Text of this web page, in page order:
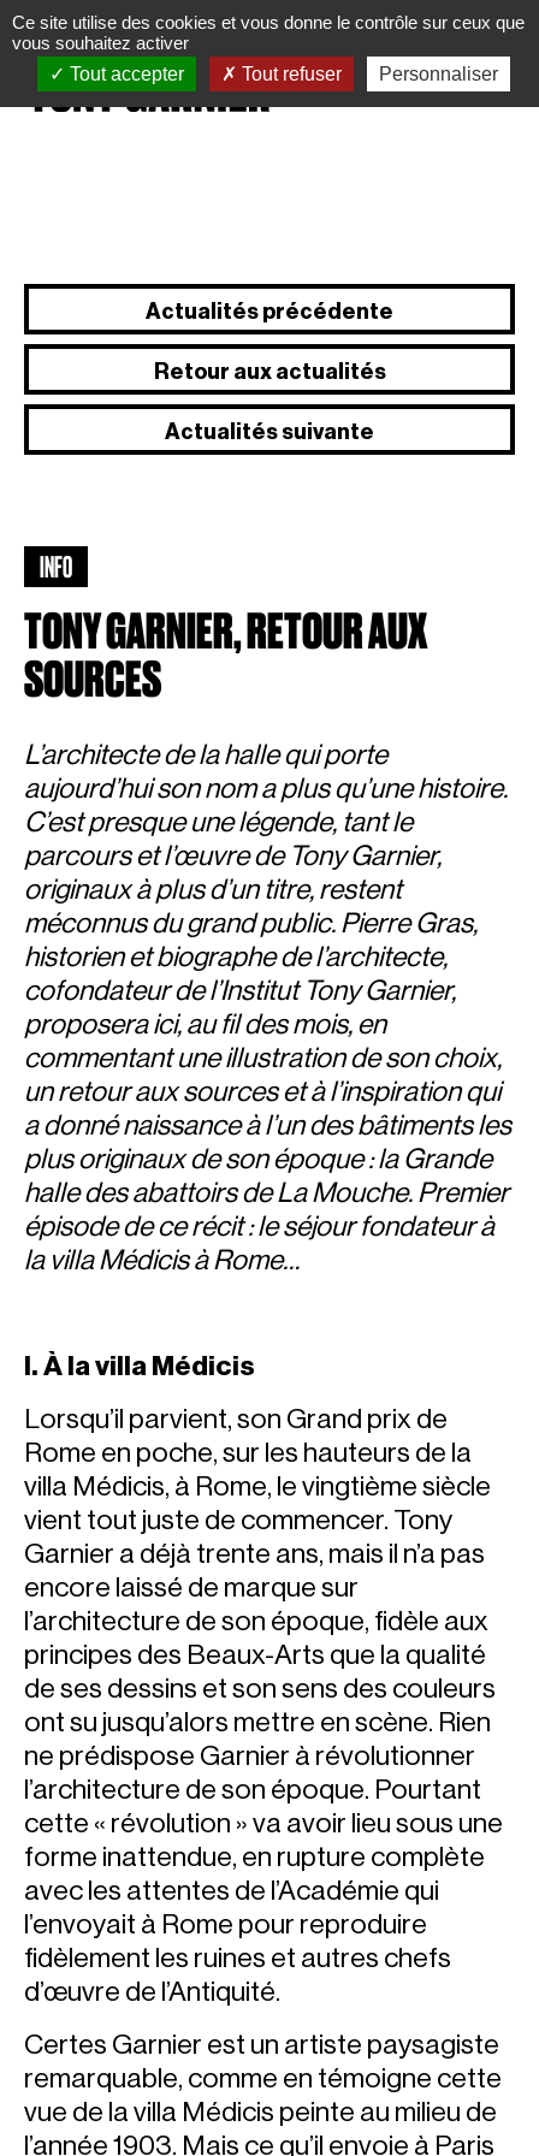
Actualités précédente
Retour aux actualités
Actualités suivante
INFO
TONY GARNIER, RETOUR AUX
SOURCES
L’architecte de la halle qui porte
aujourd’hui son nom a plus qu’une histoire.
C’est presque une légende, tant le
parcours et l’œuvre de Tony Garnier,
originaux à plus d’un titre, restent
méconnus du grand public. Pierre Gras,
historien et biographe de l’architecte,
cofondateur de l’Institut Tony Garnier,
proposera ici, au fil des mois, en
commentant une illustration de son choix,
un retour aux sources et à l’inspiration qui
a donné naissance à l’un des bâtiments les
plus originaux de son époque : la Grande
halle des abattoirs de La Mouche. Premier
épisode de ce récit : le séjour fondateur à
la villa Médicis à Rome…
I. À la villa Médicis
Lorsqu’il parvient, son Grand prix de
Rome en poche, sur les hauteurs de la
villa Médicis, à Rome, le vingtième siècle
vient tout juste de commencer. Tony
Garnier a déjà trente ans, mais il n’a pas
encore laissé de marque sur
l’architecture de son époque, fidèle aux
principes des Beaux-Arts que la qualité
de ses dessins et son sens des couleurs
ont su jusqu’alors mettre en scène. Rien
ne prédispose Garnier à révolutionner
l’architecture de son époque. Pourtant
cette « révolution » va avoir lieu sous une
forme inattendue, en rupture complète
avec les attentes de l’Académie qui
l’envoyait à Rome pour reproduire
fidèlement les ruines et autres chefs
d’œuvre de l’Antiquité.
Certes Garnier est un artiste paysagiste
remarquable, comme en témoigne cette
vue de la villa Médicis peinte au milieu de
l’année 1903. Mais ce qu’il envoie à Paris
Panneau de gestion des cookies
Ce site utilise des cookies et vous donne le contrôle sur ceux que
vous souhaitez activer
Tout accepter
Tout refuser Personnaliser